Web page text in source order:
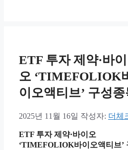
ETF 투자 제약·바이
오 ‘TIMEFOLIOK
이오액티브’ 구성종
2025년 11월 16일 작성자: 더체
ETF 투자 제약·바이오
‘TIMEFOLIOK바이오액티브’